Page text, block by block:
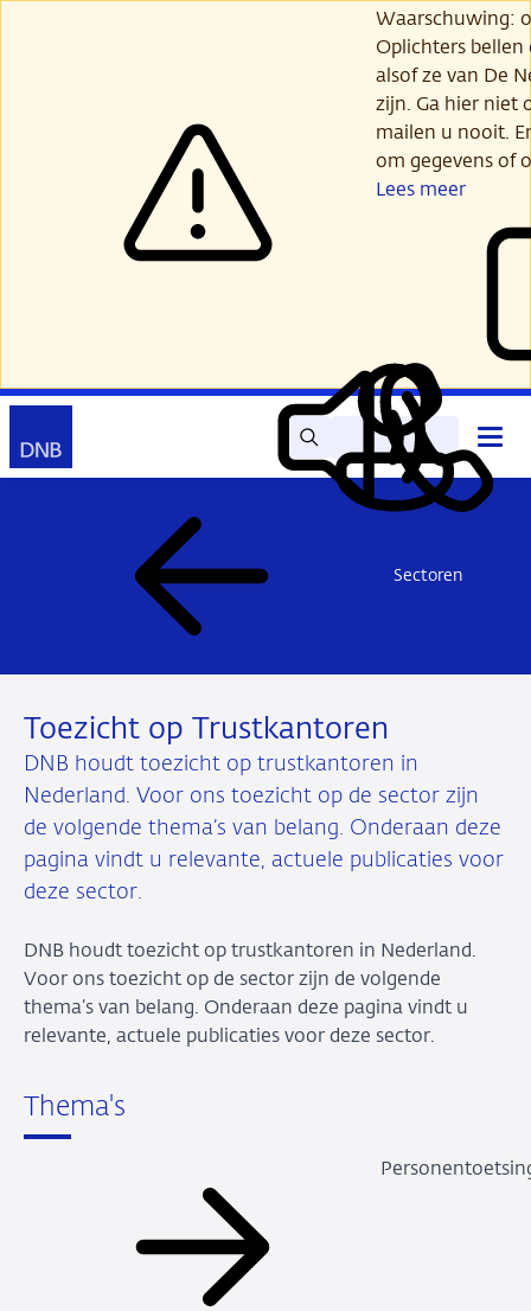
Waarschuwing:
Oplichters
alsof ze van De
zijn. Ga hier niet
mailen u nooit.
om gegevens of
Lees meer
Zoek Lees
voor
Mijn
DNB
Contact
Sectoren
Toezicht op Trustkantoren
DNB houdt toezicht op trustkantoren in
Nederland. Voor ons toezicht op de sector zijn
de volgende thema’s van belang. Onderaan deze
pagina vindt u relevante, actuele publicaties voor
deze sector.
DNB houdt toezicht op trustkantoren in Nederland.
Voor ons toezicht op de sector zijn de volgende
thema’s van belang. Onderaan deze pagina vindt u
relevante, actuele publicaties voor deze sector.
Thema's